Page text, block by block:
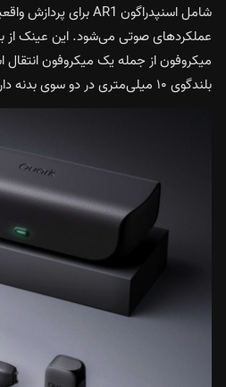
میکروفون از جمله یک میکروفون انتقال
بلندگوی ۱۰ میلی‌متری در دو سوی بدنه دارد.